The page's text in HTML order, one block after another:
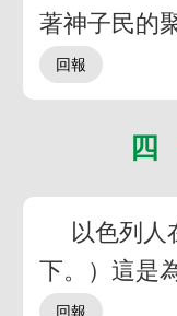
著神子民的
四
以色列人
下。）這是